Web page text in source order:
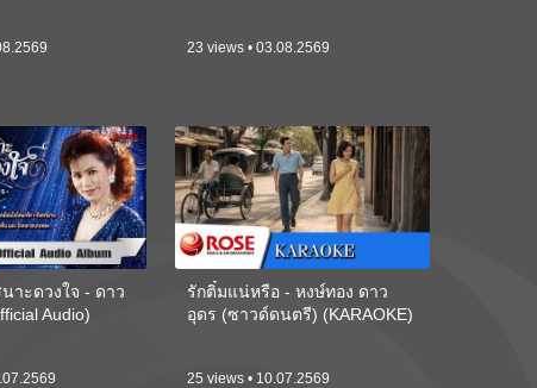
23 views • 03.08.2569
นาะดวงใจ - ดาว
Audio)
รักติ๋มแน่หรือ - หงษ์ทอง ดาว
อุดร (ซาวด์ดนตรี) (KARAOKE)
25 views • 10.07.2569